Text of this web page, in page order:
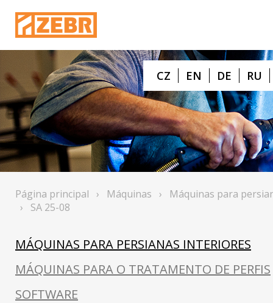
CZ EN DE RU
Página principal › Máquinas › Máquinas para
› SA 25-08
MÁQUINAS PARA PERSIANAS INTERIORES
MÁQUINAS PARA O TRATAMENTO DE PERFIS
SOFTWARE